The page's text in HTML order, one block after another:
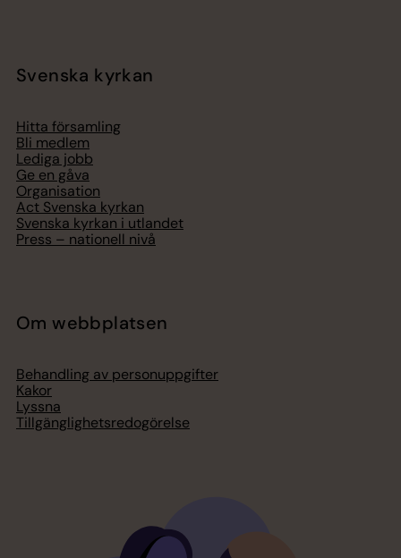
Svenska kyrkan
Hitta församling
Bli medlem
Lediga jobb
Ge en gåva
Organisation
Act Svenska kyrkan
Svenska kyrkan i utlandet
Press – nationell nivå
Om webbplatsen
Behandling av personuppgifter
Kakor
Lyssna
Tillgänglighetsredogörelse